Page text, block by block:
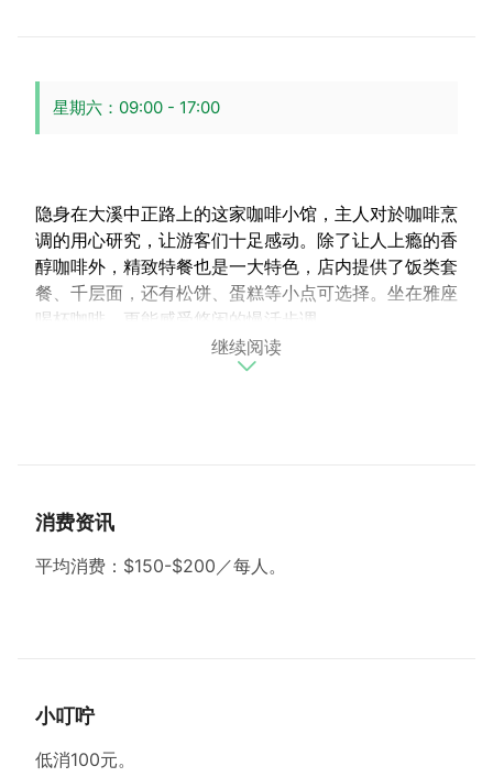
星期六：09:00 - 17:00
隐身在大溪中正路上的这家咖啡小馆，主人对於咖啡烹
调的用心研究，让游客们十足感动。除了让人上瘾的香
醇咖啡外，精致特餐也是一大特色，店内提供了饭类套
餐、千层面，还有松饼、蛋糕等小点可选择。坐在雅座
喝杯咖啡，更能感受悠闲的慢活步调。
招牌：美式咖啡、红酒烤鸡腿饭、海鲜千层面。
●低消100元。
●开车建议停在大溪老街停二停车场（步行约2分
继续阅读
消费资讯
平均消费：$150-$200／每人。
小叮咛
低消100元。